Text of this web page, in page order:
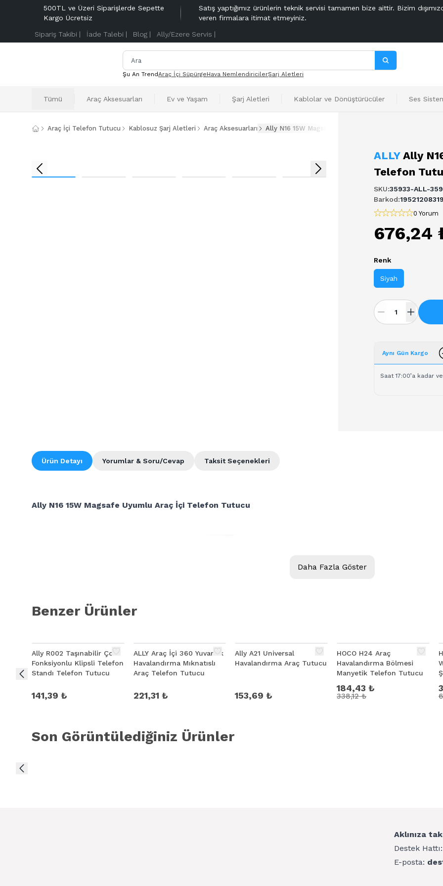
500TL ve Üzeri Siparişlerde Sepette
Kargo Ücretsiz
Satış yaptığımız ürünlerin teknik servisi tamamen bize aittir. Bizim
veren firmalara itimat etmeyiniz.
Sipariş Takibi | İade Talebi | Blog | Ally/Ezere Servis |
Şu An TrendAraç İçi SüpürgeHava NemlendiricilerŞarj Aletleri
Tümü Araç Aksesuarları Ev ve Yaşam Şarj Aletleri Kablolar ve Dönüştürücüler Ses
Araç İçi Telefon Tutucu Kablosuz Şarj Aletleri Araç Aksesuarları Ally N16 15W Magsafe Uyumlu Araç İçi Telefon Tutucu
ALLY Ally
Telefon
SKU:35933-ALL-
Barkod:
0 Yorum
676,24
Renk
Siyah
Aynı Gün Kargo
Saat 17:00’a kadar
Ürün Detayı Taksit Seçenekleri
Yorumlar & Soru/Cevap
Ally N16 15W Magsafe Uyumlu Araç İçi Telefon Tutucu
Daha Fazla Göster
Benzer Ürünler
Ally R002 Taşınabilir Çok
Fonksiyonlu Klipsli Telefon
Standı Telefon Tutucu
141,39 ₺
ALLY Araç İçi 360 Yuvarlak
Havalandırma Mıknatıslı
Araç Telefon Tutucu
221,31 ₺
Ally A21 Universal
Havalandırma Araç Tutucu
153,69 ₺
HOCO H24 Araç
Havalandırma Bölmesi
Manyetik Telefon Tutucu
184,43 ₺
338,12 ₺
Son Görüntülediğiniz Ürünler
Aklınıza
Destek Hattı:
E-posta: